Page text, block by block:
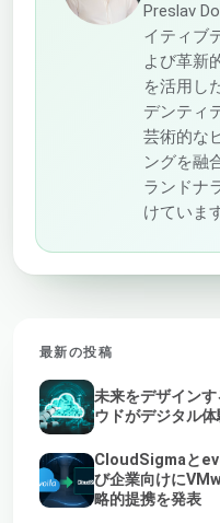
Preslav
イティブ
よび革新
を活用し
デンティ
芸術的な
ングを融
ランドナ
けていま
最新の投稿
未来をデザイン
ウドがデジタル
CloudSigmaと
び企業向けに
略的提携を発表